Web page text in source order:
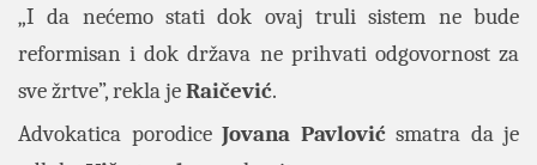
„I da nećemo stati dok ovaj truli sistem ne bude
reformisan i dok država ne prihvati odgovornost za
sve žrtve”, rekla jeRaičević.
Advokatica porodice Jovana Pavlovićsmatra da je